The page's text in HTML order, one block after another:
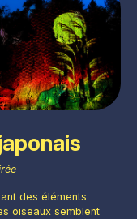
des éléments
oiseaux semblent